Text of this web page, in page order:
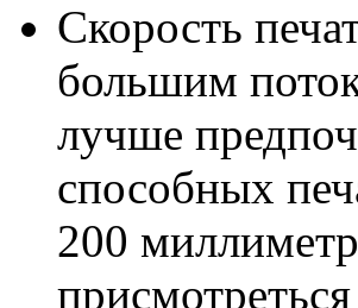
Скорость
большим
лучше
способных
200